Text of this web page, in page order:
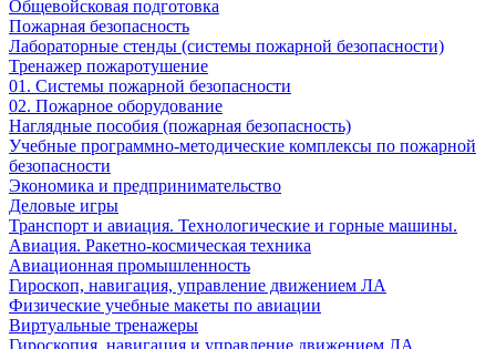
Общевойсковая подготовка
Пожарная безопасность
Лабораторные стенды (системы пожарной безопасности)
Тренажер пожаротушение
01. Системы пожарной безопасности
02. Пожарное оборудование
Наглядные пособия (пожарная безопасность)
Учебные программно-методические комплексы по пожарной
безопасности
Экономика и предпринимательство
Деловые игры
Транспорт и авиация. Технологические и горные машины.
Авиация. Ракетно-космическая техника
Авиационная промышленность
Гироскоп, навигация, управление движением ЛА
Физические учебные макеты по авиации
Виртуальные тренажеры
Гироскопия, навигация и управление движением ЛА